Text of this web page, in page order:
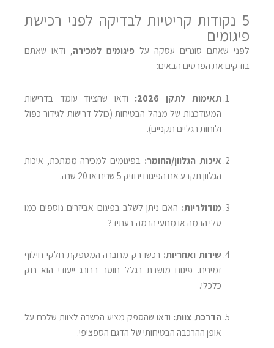
5 נקודות קריטיות לבדיקה לפני רכישת
פיגומים
לפני שאתם סוגרים עסקה על פיגומים למכירה, ודאו שאתם
בודקים את הפרטים הבאים:
תאימות לתקן 2026:
ודאו שהציוד עומד בדרישות
המעודכנות של מנהל הבטיחות (כולל דרישות לגידור כפול
ולוחות רגליים תקניים).
איכות הגלוון/החומר: בפיגומים למכירה ממתכת, איכות
הגלוון תקבע אם הפיגום יחזיק 5 שנים או 20 שנה.
מודולריות: האם ניתן לשלב בפיגום אביזרים נוספים כמו
סלי הרמה או מנועי הרמה בעתיד?
שירות ואחריות: רכשו רק מחברה המספקת חלקי חילוף
זמינים. פיגום מושבת בגלל חוסר בבורג ייעודי הוא נזק
כלכלי.
הדרכת צוות: ודאו שהספק מציע הכשרה לצוות שלכם על
אופן ההרכבה הבטיחותי של הדגם הספציפי.